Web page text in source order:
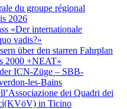
du groupe régional
2026
«Der internationale
vadis?»
über den starren Fahrplan
2000 +NEAT»
ICN-Züge – SBB-
les-Bains
dei Quadri dei
in Ticino